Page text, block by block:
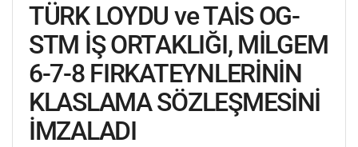
TÜRK LOYDU ve TAİS OG-
STM İŞ ORTAKLIĞI, MİLGEM
6-7-8 FIRKATEYNLERİNİN
KLASLAMA SÖZLEŞMESİNİ
İMZALADI